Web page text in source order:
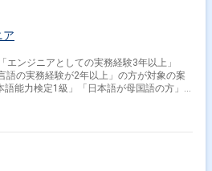
ア
「エンジニアとしての実務経験3年以上」
語の実務経験が2年以上」の方が対象の案
能力検定1級」「日本語が母国語の方」
-------------------------------- ■職務内容 弊社がプロ
プロダクトチームの生産効率向上に貢献し